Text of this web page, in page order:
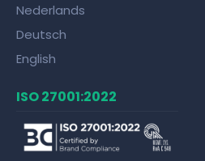
Nederlands
Deutsch
English
ISO 27001:2022